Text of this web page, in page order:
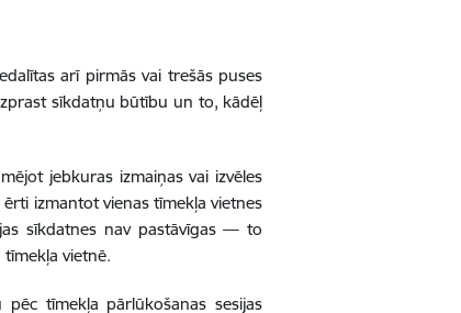
arī pirmās vai trešās puses
sīkdatņu būtību un to, kādēļ
jebkuras izmaiņas vai izvēles
izmantot vienas tīmekļa vietnes
sīkdatnes nav pastāvīgas — to
vietnē.
tīmekļa pārlūkošanas sesijas